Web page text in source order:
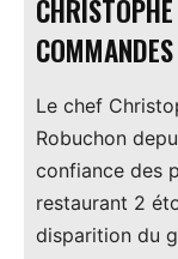
COMMANDES
Le chef
Robuchon
confiance des
restaurant 2
disparition du